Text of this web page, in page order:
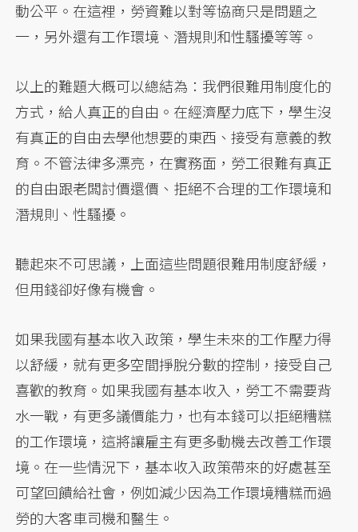
動公平。在這裡，勞資難以對等協商只是問題之
一，另外還有工作環境、潛規則和性騷擾等等。
以上的難題大概可以總結為：我們很難用制度化的
方式，給人真正的自由。在經濟壓力底下，學生沒
有真正的自由去學他想要的東西、接受有意義的教
育。不管法律多漂亮，在實務面，勞工很難有真正
的自由跟老闆討價還價、拒絕不合理的工作環境和
潛規則、性騷擾。
聽起來不可思議，上面這些問題很難用制度舒緩，
但用錢卻好像有機會。
如果我國有基本收入政策，學生未來的工作壓力得
以舒緩，就有更多空間掙脫分數的控制，接受自己
喜歡的教育。如果我國有基本收入，勞工不需要背
水一戰，有更多議價能力，也有本錢可以拒絕糟糕
的工作環境，這將讓雇主有更多動機去改善工作環
境。在一些情況下，基本收入政策帶來的好處甚至
可望回饋給社會，例如減少因為工作環境糟糕而過
勞的大客車司機和醫生。